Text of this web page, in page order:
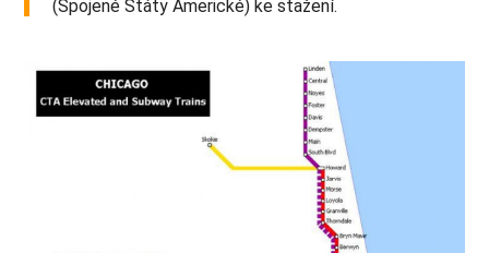
(Spojené Státy Americké) ke stažení.